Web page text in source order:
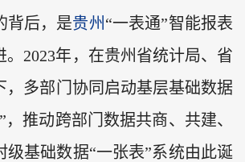
背后，是贵州 “一表通”智能报表
。2023年，在贵州省统计局、省
，多部门协同启动基层基础数据
，推动跨部门数据共商、共建、
级基础数据“一张表”系统由此诞